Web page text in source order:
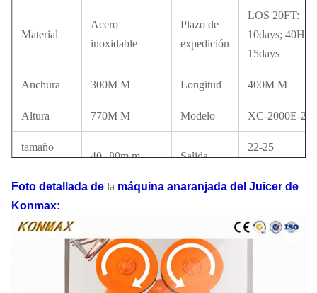
Material
Acero
inoxidable
Plazo de
expedición
LOS 20FT:
10days; 40HQ:
15days
Anchura 300M M Longitud 400M M
Altura 770M M Modelo XC-2000E-2
tamaño
40--80m m Salida
22-25
110V-220V, 50-
60HZ
Poder
Foto detallada de la máquina anaranjada del Juicer de
Konmax: